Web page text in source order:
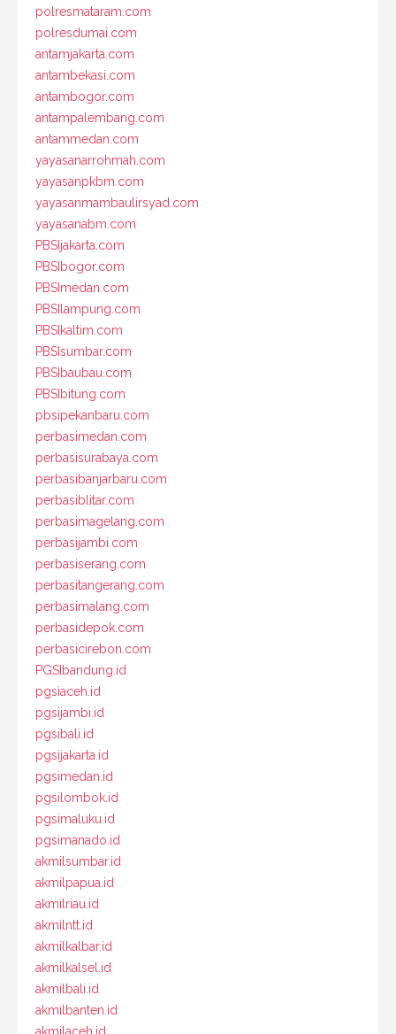
polresmataram.com
polresdumai.com
antamjakarta.com
antambekasi.com
antambogor.com
antampalembang.com
antammedan.com
yayasanarrohmah.com
yayasanpkbm.com
yayasanmambaulirsyad.com
yayasanabm.com
PBSIjakarta.com
PBSIbogor.com
PBSImedan.com
PBSIlampung.com
PBSIkaltim.com
PBSIsumbar.com
PBSIbaubau.com
PBSIbitung.com
pbsipekanbaru.com
perbasimedan.com
perbasisurabaya.com
perbasibanjarbaru.com
perbasiblitar.com
perbasimagelang.com
perbasijambi.com
perbasiserang.com
perbasitangerang.com
perbasimalang.com
perbasidepok.com
perbasicirebon.com
PGSIbandung.id
pgsiaceh.id
pgsijambi.id
pgsibali.id
pgsijakarta.id
pgsimedan.id
pgsilombok.id
pgsimaluku.id
pgsimanado.id
akmilsumbar.id
akmilpapua.id
akmilriau.id
akmilntt.id
akmilkalbar.id
akmilkalsel.id
akmilbali.id
akmilbanten.id
akmilaceh.id